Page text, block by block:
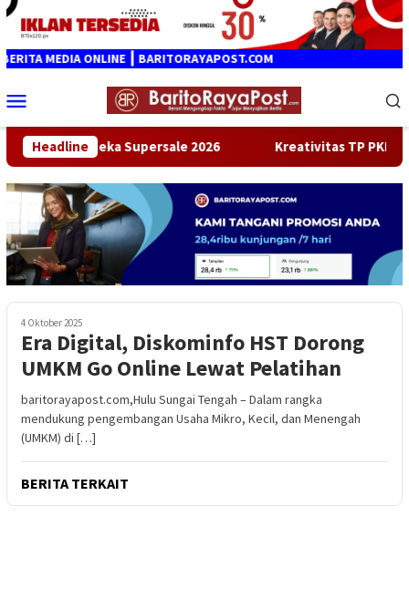
Loncat
konten
MEDIA ONLINE ┃ BARITORAYAPOST.COM
Mobile
Headline
Merdeka Supersale 2026 Kreativitas TP PKK HST
4 Oktober 2025
Era Digital, Diskominfo HST Dorong
UMKM Go Online Lewat Pelatihan
baritorayapost.com,Hulu Sungai Tengah – Dalam rangka
mendukung pengembangan Usaha Mikro, Kecil, dan Menengah
(UMKM) di […]
BERITA TERKAIT